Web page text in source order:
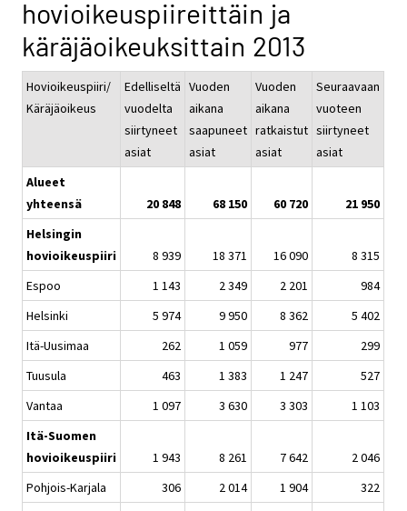
hovioikeuspiireittäin ja
käräjäoikeuksittain 2013
Hovioikeuspiiri/
Käräjäoikeus
Edelliseltä
vuodelta
siirtyneet
asiat
Vuoden
aikana
saapuneet
asiat
Vuoden
aikana
ratkaistut
asiat
Seuraavaan
vuoteen
siirtyneet
asiat
Alueet
yhteensä
20 848 68 150 60 720
21 950
Helsingin
hovioikeuspiiri
8 939 18 371 16 090
8 315
Espoo
1 143 2 349 2 201
984
Helsinki
5 974 9 950 8 362
5 402
Itä-Uusimaa
262 1 059 977
299
Tuusula
463 1 383 1 247
527
Vantaa
1 097 3 630 3 303
1 103
Itä-Suomen
hovioikeuspiiri
1 943 8 261 7 642
2 046
Pohjois-Karjala
306 2 014 1 904
322